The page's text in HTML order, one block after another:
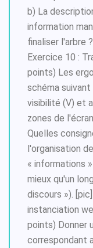
b) La
information
finaliser l'arbre
Exercice 10 :
points) Les
schéma suivant
visibilité (V) et
zones de
Quelles
l'organisation
« informations
mieux qu'un long
discours »).
instanciation
points) Donner
correspondant